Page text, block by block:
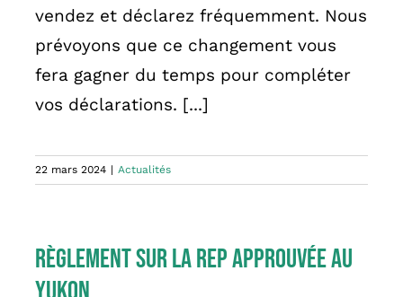
vendez et déclarez fréquemment. Nous
prévoyons que ce changement vous
fera gagner du temps pour compléter
vos déclarations. [...]
22 mars 2024 | Actualités
Règlement sur la REP approuvée au